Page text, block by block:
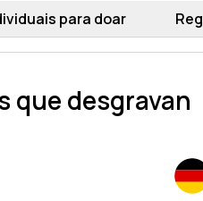
para doar
que desgravan